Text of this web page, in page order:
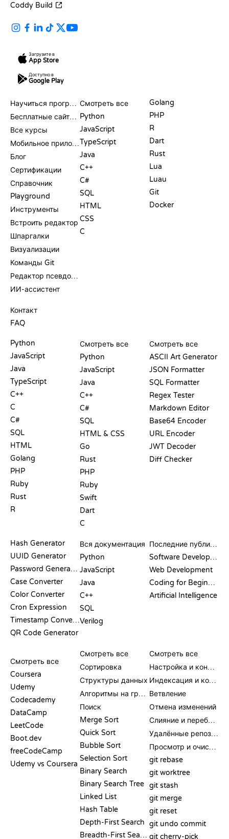
Coddy Build
Загрузите в
App Store
Доступно в
Google Play
Научиться программировать
Бесплатные сайты для программирования
Все курсы
Мобильное приложение
Блог
Сертификации
Справочник
Playground
Инструменты
Встроить редактор
Шпаргалки
Визуализации
Команды Git
Редактор псевдокода
ИИ-ассистент
Контакт
FAQ
Смотреть все
Python
JavaScript
TypeScript
Java
C++
C#
SQL
HTML
CSS
C
Golang
PHP
R
Dart
Rust
Lua
Luau
Git
Docker
Python
JavaScript
Java
TypeScript
C++
C
C#
SQL
HTML
Golang
PHP
Ruby
Rust
R
Смотреть все
Python
JavaScript
Java
C++
C#
SQL
HTML & CSS
Go
Rust
PHP
Ruby
Swift
Dart
C
Смотреть все
ASCII Art Generator
JSON Formatter
SQL Formatter
Regex Tester
Markdown Editor
Base64 Encoder
URL Encoder
JWT Decoder
Diff Checker
Hash Generator
UUID Generator
Password Generator
Case Converter
Color Converter
Cron Expression
Timestamp Converter
QR Code Generator
Вся документация
Python
JavaScript
Java
C++
SQL
Verilog
Последние публикации
Software Development
Web Development
Coding for Beginners
Artificial Intelligence
Смотреть все
Coursera
Udemy
Codecademy
DataCamp
LeetCode
Boot.dev
freeCodeCamp
Udemy vs Coursera
Смотреть все
Сортировка
Структуры данных
Алгоритмы на графах
Поиск
Merge Sort
Quick Sort
Bubble Sort
Selection Sort
Binary Search
Binary Search Tree
Linked List
Hash Table
Depth-First Search
Breadth-First Search
Смотреть все
Настройка и конфигурация
Индексация и коммит
Ветвление
Отмена изменений
Слияние и перебазирование
Удалённые репозитории
Просмотр и очистка
git rebase
git worktree
git stash
git merge
git reset
git undo commit
git cherry-pick